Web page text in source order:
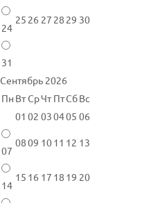
24
25 26 27 28 29 30
31
Сентябрь 2026
Пн ВтСрЧт ПтСбВс
01 02 030405 06
07
0809 1011 12 13
14
15 16 17 18 19 20